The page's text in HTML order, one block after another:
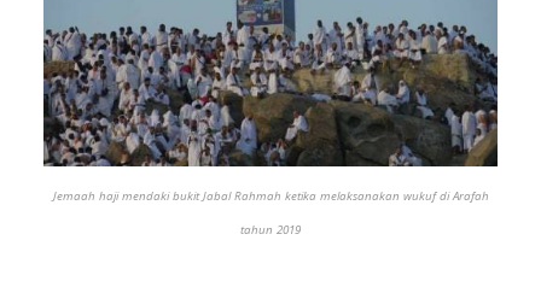
Jemaah haji mendaki bukit Jabal Rahmah ketika melaksanakan wukuf di Arafah
tahun 2019